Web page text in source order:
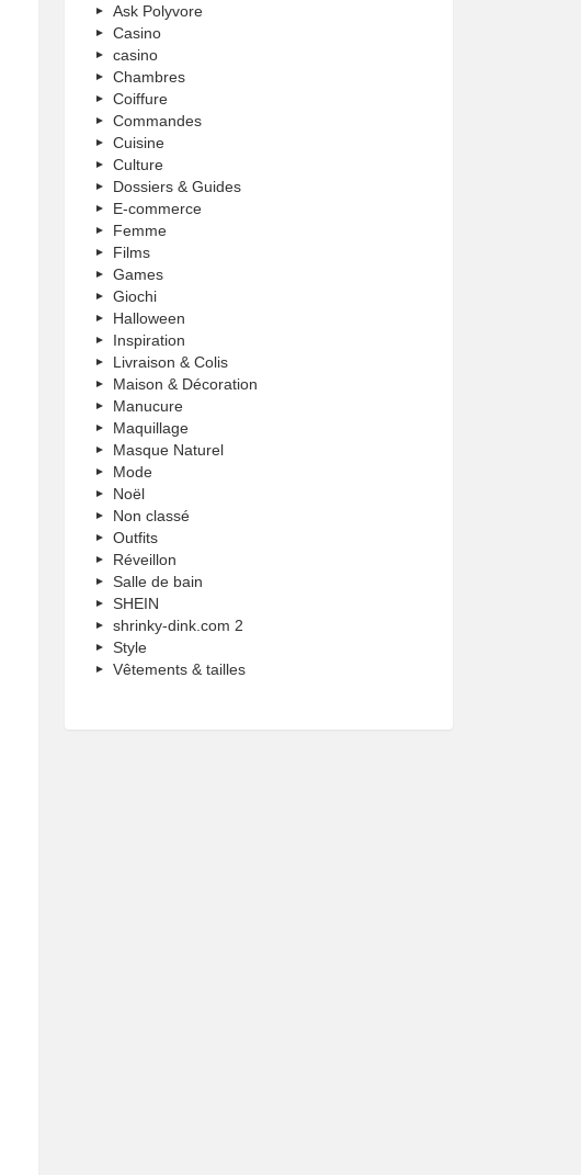
Ask Polyvore
Casino
casino
Chambres
Coiffure
Commandes
Cuisine
Culture
Dossiers & Guides
E-commerce
Femme
Films
Games
Giochi
Halloween
Inspiration
Livraison & Colis
Maison & Décoration
Manucure
Maquillage
Masque Naturel
Mode
Noël
Non classé
Outfits
Réveillon
Salle de bain
SHEIN
shrinky-dink.com 2
Style
Vêtements & tailles